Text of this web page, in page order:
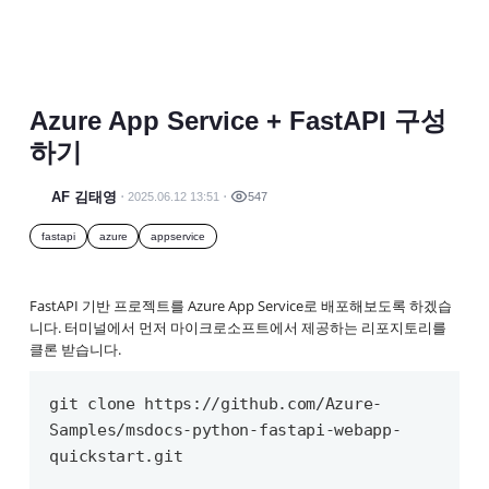
Azure App Service + FastAPI 구성
하기
AF 김태영 2025.06.12 13:51 547
fastapi azure appservice
FastAPI 기반 프로젝트를 Azure App Service로 배포해보도록 하겠습
니다. 터미널에서 먼저 마이크로소프트에서 제공하는 리포지토리를
클론 받습니다.
git clone https://github.com/Azure-
Samples/msdocs-python-fastapi-webapp-
quickstart.git